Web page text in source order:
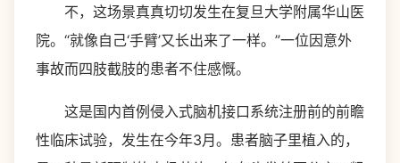
不，这场景真真切切发生在复旦大学附属华山医
院。“就像自己‘手臂’又长出来了一样。”一位因意外
事故而四肢截肢的患者不住感慨。
这是国内首例侵入式脑机接口系统注册前的前瞻
性临床试验，发生在今年3月。患者脑子里植入的，